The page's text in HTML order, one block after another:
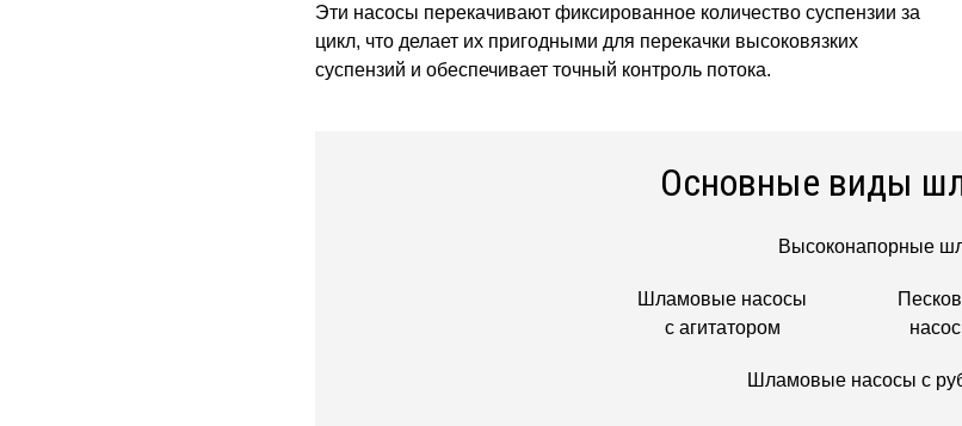
Эти насосы перекачивают фиксированное количество суспензии за
цикл, что делает их пригодными для перекачки высоковязких
суспензий и обеспечивает точный контроль потока.
Основные виды
Высоконапорные
Шламовые насосы
с агитатором
Шламовые насосы с